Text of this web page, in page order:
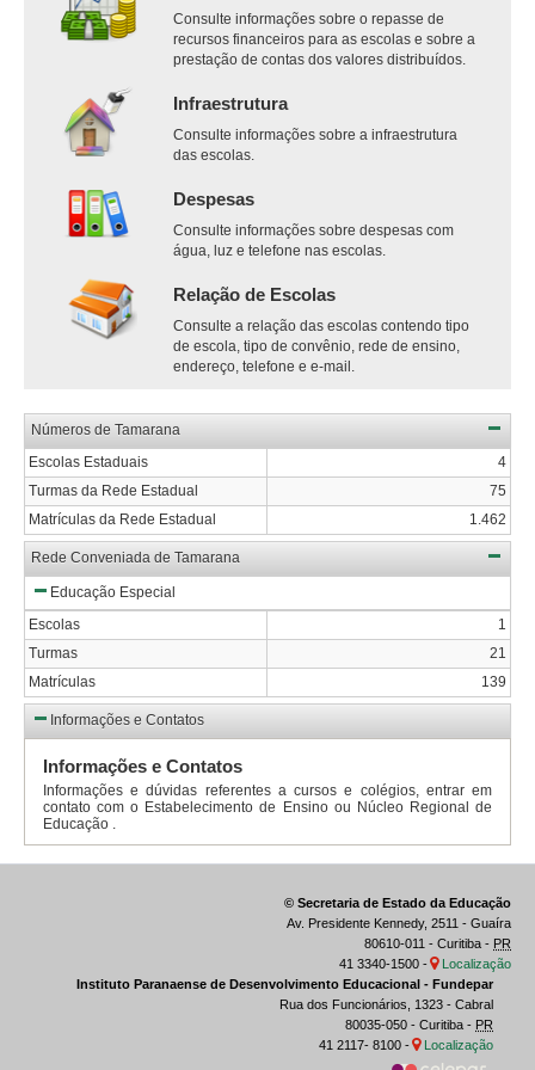
Consulte informações sobre o repasse de
recursos financeiros para as escolas e sobre a
prestação de contas dos valores distribuídos.
Infraestrutura
Consulte informações sobre a infraestrutura
das escolas.
Despesas
Consulte informações sobre despesas com
água, luz e telefone nas escolas.
Relação de Escolas
Consulte a relação das escolas contendo tipo
de escola, tipo de convênio, rede de ensino,
endereço, telefone e e-mail.
Números de Tamarana
Escolas Estaduais
4
Turmas da Rede Estadual
75
Matrículas da Rede Estadual
1.462
Rede Conveniada de Tamarana
Educação Especial
Escolas
1
Turmas
21
Matrículas
139
Informações e Contatos
Informações e Contatos
Informações e dúvidas referentes a cursos e colégios, entrar em
contato com o Estabelecimento de Ensino ou Núcleo Regional de
Educação .
© Secretaria de Estado da Educação
Av. Presidente Kennedy, 2511 - Guaíra
80610-011 - Curitiba - PR
41 3340-1500 -
Localização
Instituto Paranaense de Desenvolvimento Educacional - Fundepar
Rua dos Funcionários, 1323 - Cabral
80035-050 - Curitiba - PR
41 2117- 8100 -
Localização